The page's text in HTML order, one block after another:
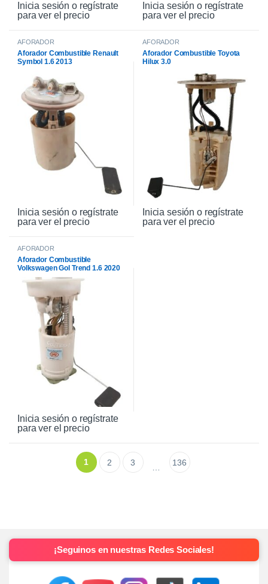
Inicia sesión o regístrate
para ver el precio
Inicia sesión o regístrate
para ver el precio
AFORADOR
Aforador Combustible Renault
Symbol 1.6 2013
Inicia sesión o regístrate
para ver el precio
AFORADOR
Aforador Combustible Toyota
Hilux 3.0
Inicia sesión o regístrate
para ver el precio
AFORADOR
Aforador Combustible
Volkswagen Gol Trend 1.6 2020
Inicia sesión o regístrate
para ver el precio
1 2 3 136
¡Seguinos en nuestras Redes Sociales!